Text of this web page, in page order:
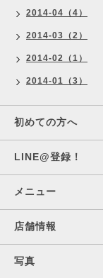
2014-04（4）
2014-03（2）
2014-02（1）
2014-01（3）
初めての方へ
LINE@登録！
メニュー
店舗情報
写真